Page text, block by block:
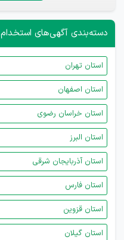
دسته‌بندی آگهی‌های استخدام
استان تهران
استان اصفهان
استان خراسان رضوی
استان البرز
استان آذربایجان شرقی
استان فارس
استان قزوین
استان گیلان